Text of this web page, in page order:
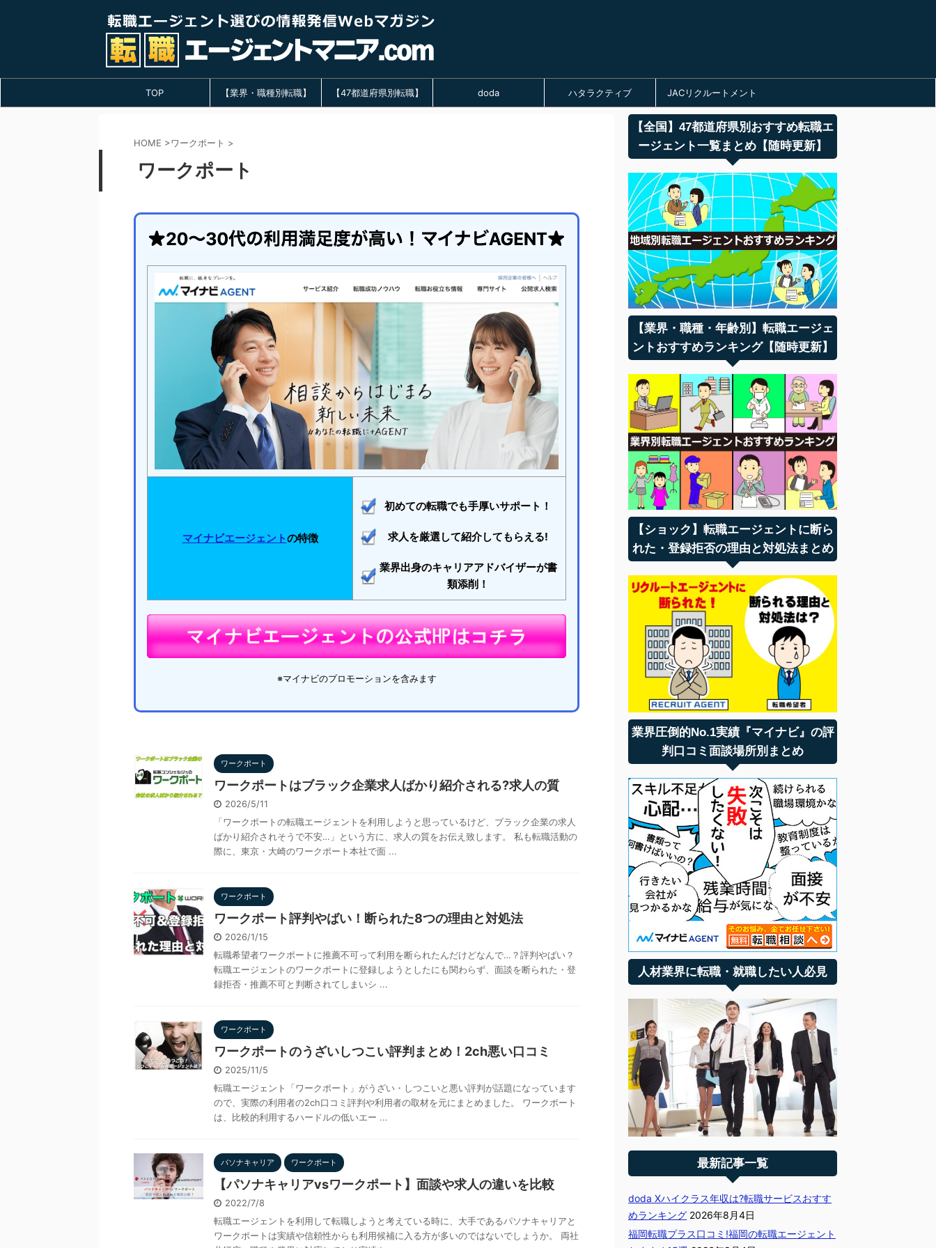
TOP 【業界・職種別転職】 【47都道府県別転職】 doda ハタラクティブ JACリクルートメント
HOME >ワークポート >
ワークポート
マイナビエージェントの特徴
初めての転職でも手厚いサポート！
求人を厳選して紹介してもらえる!
業界出身のキャリアアドバイザーが書
類添削！
※マイナビのプロモーションを含みます
ワークポート
ワークポートはブラック企業求人ばかり紹介される?求人の質
2026/5/11
「ワークポートの転職エージェントを利用しようと思っているけど、ブラック企業の求人
ばかり紹介されそうで不安…」という方に、求人の質をお伝え致します。 私も転職活動の
際に、東京・大崎のワークポート本社で面 ...
ワークポート
ワークポート評判やばい！断られた8つの理由と対処法
2026/1/15
転職希望者ワークポートに推薦不可って利用を断られたんだけどなんで…？評判やばい？
転職エージェントのワークポートに登録しようとしたにも関わらず、面談を断られた・登
録拒否・推薦不可と判断されてしまいシ ...
ワークポート
ワークポートのうざいしつこい評判まとめ！2ch悪い口コミ
2025/11/5
転職エージェント「ワークポート」がうざい・しつこいと悪い評判が話題になっています
ので、実際の利用者の2ch口コミ評判や利用者の取材を元にまとめました。 ワークポート
は、比較的利用するハードルの低いエー ...
パソナキャリア ワークポート
【パソナキャリアvsワークポート】面談や求人の違いを比較
2022/7/8
転職エージェントを利用して転職しようと考えている時に、大手であるパソナキャリアと
ワークポートは実績や信頼性からも利用候補に入る方が多いのではないでしょうか。 両社
【全国】47都道府県別おすすめ転職エ
ージェント一覧まとめ【随時更新】
【業界・職種・年齢別】転職エージェ
ントおすすめランキング【随時更新】
【ショック】転職エージェントに断ら
れた・登録拒否の理由と対処法まとめ
業界圧倒的No.1実績『マイナビ』の評
判口コミ面談場所別まとめ
人材業界に転職・就職したい人必見
最新記事一覧
doda Xハイクラス年収は?転職サービスおすす
めランキング 2026年8月4日
福岡転職プラス口コミ!福岡の転職エージェント